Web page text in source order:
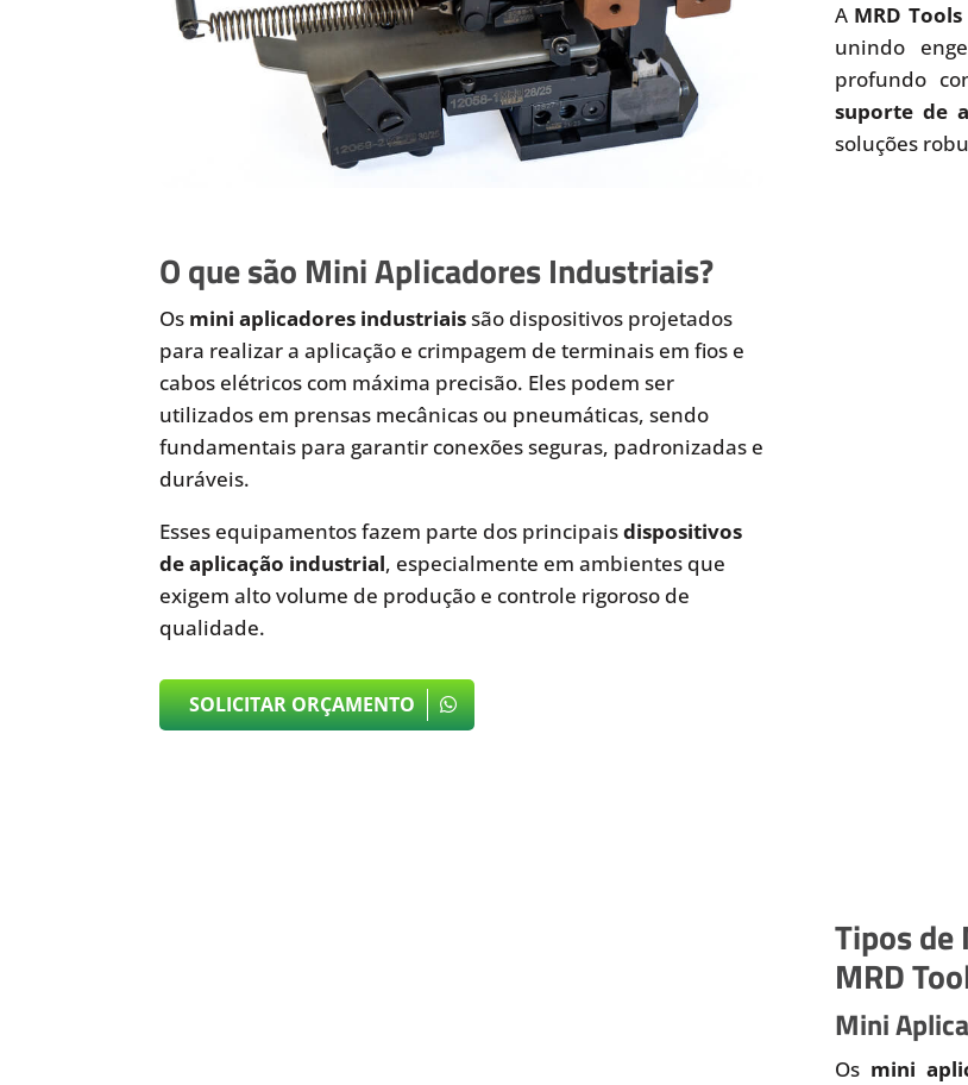
A MRD Tools
unindo
profundo
suporte de
soluções
O que são Mini Aplicadores Industriais?
Os mini aplicadores industriaissão dispositivos projetados
para realizar a aplicação e crimpagem de terminais em fios e
cabos elétricos com máxima precisão. Eles podem ser
utilizados em prensas mecânicas ou pneumáticas, sendo
fundamentais para garantir conexões seguras, padronizadas e
duráveis.
Esses equipamentos fazem parte dos principaisdispositivos
de aplicação industrial, especialmente em ambientes que
exigem alto volume de produção e controle rigoroso de
qualidade.
SOLICITAR ORÇAMENTO
Tipos de
MRD
Mini
Os mini